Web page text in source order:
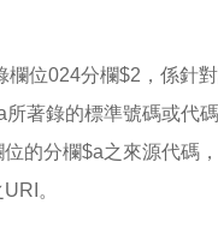
欄位024分欄$2，係針
著錄的標準號碼或代
的分欄$a之來源代碼
。